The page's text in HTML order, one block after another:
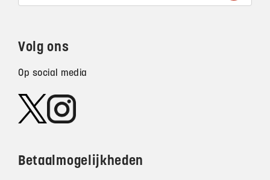
Volg ons
Op social media
Betaalmogelijkheden